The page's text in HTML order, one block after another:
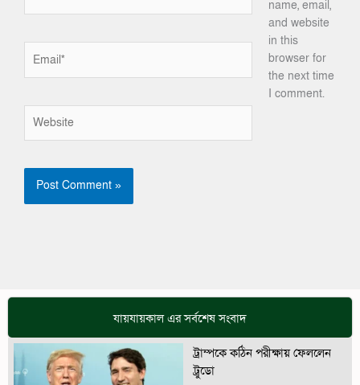
name, email,
and website
in this
browser for
the next time
I comment.
যায়যায়কাল এর সর্বশেষ সংবাদ
ট্রাম্পকে কঠিন পরীক্ষায় ফেললেন
ট্রুডো